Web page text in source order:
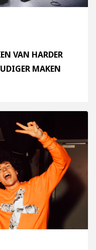
VAN HARDER
MAKEN